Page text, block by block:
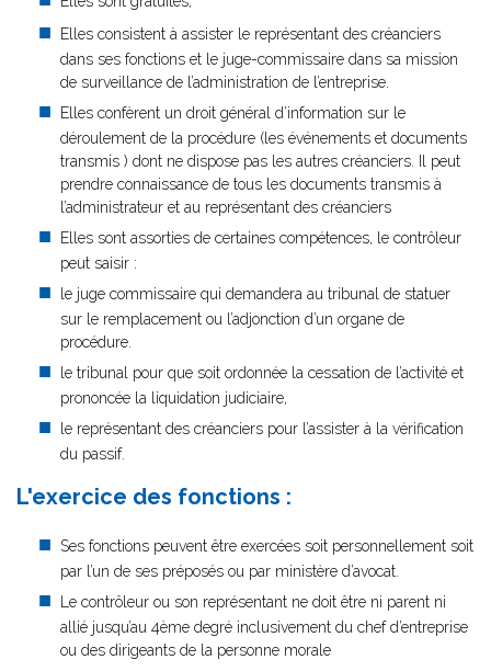
Elles consistent à assister le représentant des créanciers
dans ses fonctions et le juge-commissaire dans sa mission
de surveillance de l’administration de l’entreprise.
Elles confèrent un droit général d’information sur le
déroulement de la procédure (les événements et documents
transmis ) dont ne dispose pas les autres créanciers. Il peut
prendre connaissance de tous les documents transmis à
l’administrateur et au représentant des créanciers
Elles sont assorties de certaines compétences, le contrôleur
peut saisir :
le juge commissaire qui demandera au tribunal de statuer
sur le remplacement ou l’adjonction d’un organe de
procédure.
le tribunal pour que soit ordonnée la cessation de l’activité et
prononcée la liquidation judiciaire,
le représentant des créanciers pour l’assister à la vérification
du passif.
L'exercice des fonctions :
Ses fonctions peuvent être exercées soit personnellement soit
par l’un de ses préposés ou par ministère d’avocat.
Le contrôleur ou son représentant ne doit être ni parent ni
allié jusqu’au 4ème degré inclusivement du chef d’entreprise
ou des dirigeants de la personne morale